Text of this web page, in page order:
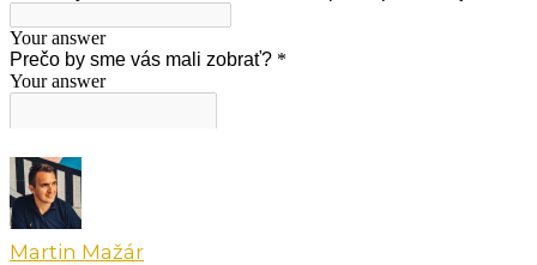
Martin Mažár